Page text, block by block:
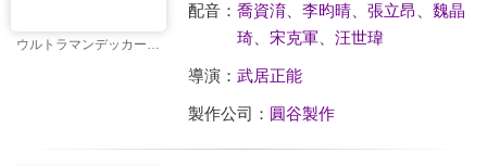
ウルトラマンデッカー最終章 旅立ちの彼方へ…
配音： 喬資淯、 李昀晴、 張立昂
魏晶
琦、 宋克軍、 汪世瑋
導演： 武居正能
製作公司： 圓谷製作